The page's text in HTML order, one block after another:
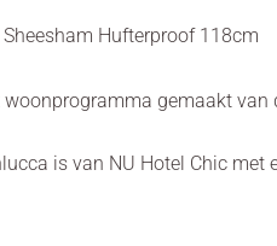
Hufterproof 118cm
gemaakt van
is van NU Hotel Chic met